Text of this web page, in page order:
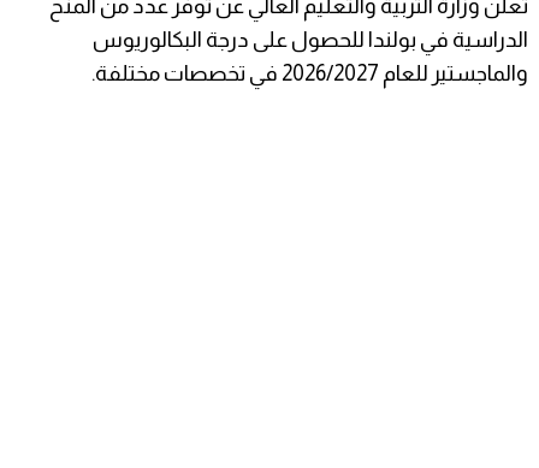
تعلن وزارة التربية والتعليم العالي عن توفر عدد من المنح
الدراسية في بولندا للحصول على درجة البكالوريوس
والماجستير للعام 2026/2027 في تخصصات مختلفة.